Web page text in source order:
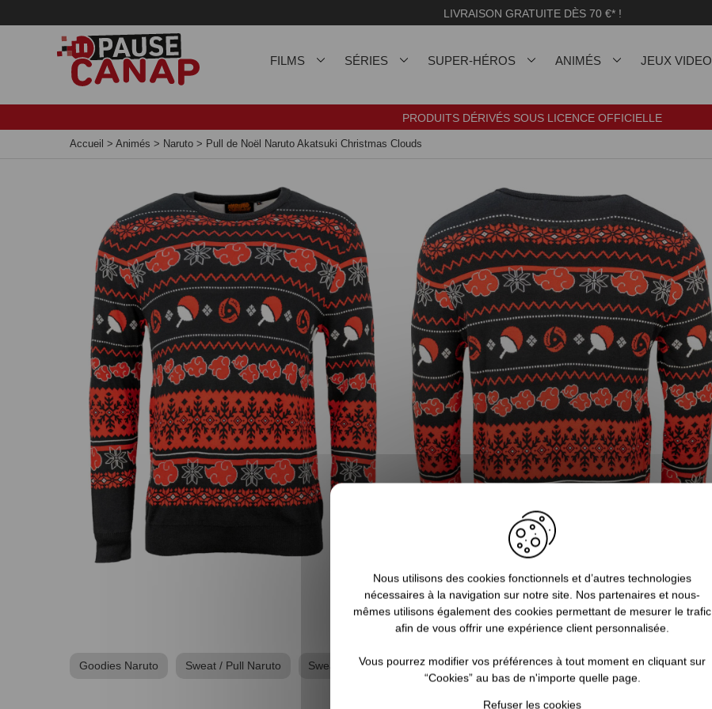
LIVRAISON GRATUITE DÈS 70 €* !
FILMS SÉRIES SUPER-HÉROS ANIMÉS JEUX VIDEO
PRODUITS DÉRIVÉS SOUS LICENCE OFFICIELLE
Accueil > Animés > Naruto > Pull de Noël Naruto Akatsuki Christmas Clouds
Goodies Naruto Sweat / Pull Naruto Sweat, Pull
Nous utilisons des cookies fonctionnels et d’autres technologies
nécessaires à la navigation sur notre site. Nos partenaires et nous-
mêmes utilisons également des cookies permettant de mesurer le trafic
afin de vous offrir une expérience client personnalisée.
Vous pourrez modifier vos préférences à tout moment en cliquant sur
“Cookies” au bas de n'importe quelle page.
Refuser les cookies